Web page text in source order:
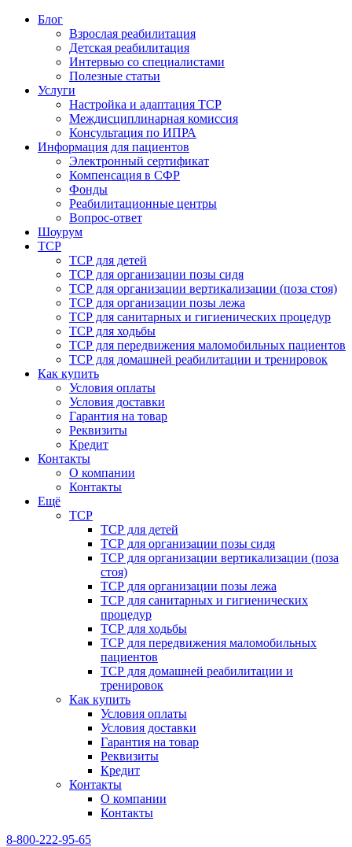
Блог
Взрослая реабилитация
Детская реабилитация
Интервью со специалистами
Полезные статьи
Услуги
Настройка и адаптация ТСР
Междисциплинарная комиссия
Консультация по ИПРА
Информация для пациентов
Электронный сертификат
Компенсация в СФР
Фонды
Реабилитационные центры
Вопрос-ответ
Шоурум
ТСР
ТСР для детей
ТСР для организации позы сидя
ТСР для организации вертикализации (поза стоя)
ТСР для организации позы лежа
ТСР для санитарных и гигиенических процедур
ТСР для ходьбы
ТСР для передвижения маломобильных пациентов
ТСР для домашней реабилитации и тренировок
Как купить
Условия оплаты
Условия доставки
Гарантия на товар
Реквизиты
Кредит
Контакты
О компании
Контакты
Ещё
ТСР
ТСР для детей
ТСР для организации позы сидя
ТСР для организации вертикализации (поза
стоя)
ТСР для организации позы лежа
ТСР для санитарных и гигиенических
процедур
ТСР для ходьбы
ТСР для передвижения маломобильных
пациентов
ТСР для домашней реабилитации и
тренировок
Как купить
Условия оплаты
Условия доставки
Гарантия на товар
Реквизиты
Кредит
Контакты
О компании
Контакты
8-800-222-95-65